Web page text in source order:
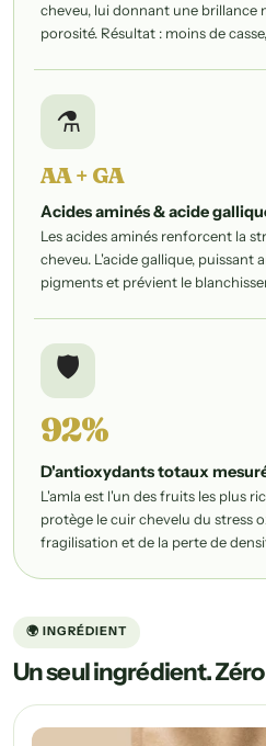
cheveu, lui donnant une brillance
porosité. Résultat : moins de
⚗️
AA + GA
Acides aminés & acide
Les acides aminés renforcent la
cheveu. L'acide gallique, puissant
pigments et prévient le
🛡️
92%
D'antioxydants totaux
L'amla est l'un des fruits les plus
protège le cuir chevelu du stress
fragilisation et de la perte de
🌍 INGRÉDIENT
Un seul ingrédient.